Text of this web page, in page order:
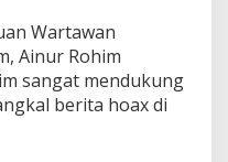
Wartawan
Ainur Rohim
sangat mendukung
berita hoax di